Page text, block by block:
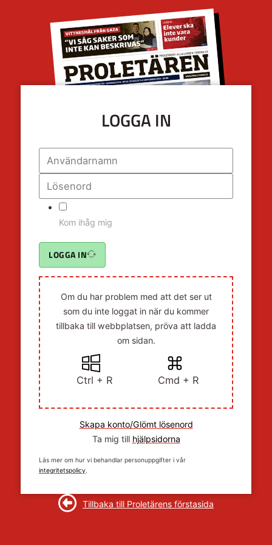
LOGGA IN
Kom ihåg mig
LOGGA IN
Om du har problem med att det ser ut
som du inte loggat in när du kommer
tillbaka till webbplatsen, pröva att ladda
om sidan.
Ctrl + R Cmd + R
Skapa konto/Glömt lösenord
Ta mig till hjälpsidorna
Läs mer om hur vi behandlar personuppgifter i vår
integritetspolicy.
Tillbaka till Proletärens förstasida